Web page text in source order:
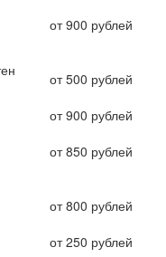
от 900 рублей
от 500 рублей
от 900 рублей
от 850 рублей
от 800 рублей
от 250 рублей